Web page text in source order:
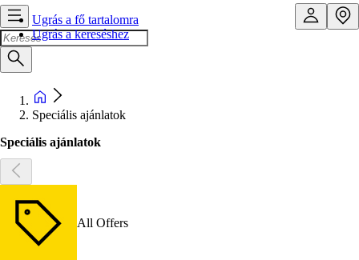
Ugrás a fő tartalomra
Ugrás a kereséshez
Speciális ajánlatok
Speciális ajánlatok
All Offers